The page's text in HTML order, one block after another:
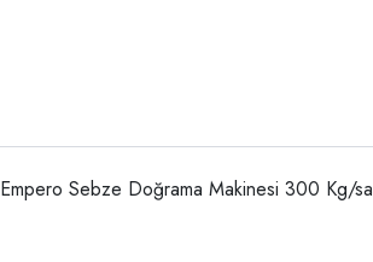
Empero Sebze Doğrama Makinesi 300 Kg/